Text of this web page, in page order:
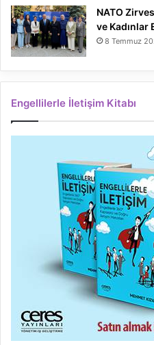
NATO
ve Kadınlar
8 Temmuz
Engellilerle İletişim Kitabı